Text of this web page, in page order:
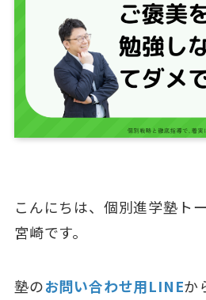
こんにちは、個別進学塾ト
宮崎です。
塾のお問い合わせ用LINEか